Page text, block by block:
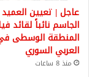
عاجل | تعيين
الجاسم نائباً لقائد
المنطقة الوسطى
العربي السوري
منذ 8 ساعات